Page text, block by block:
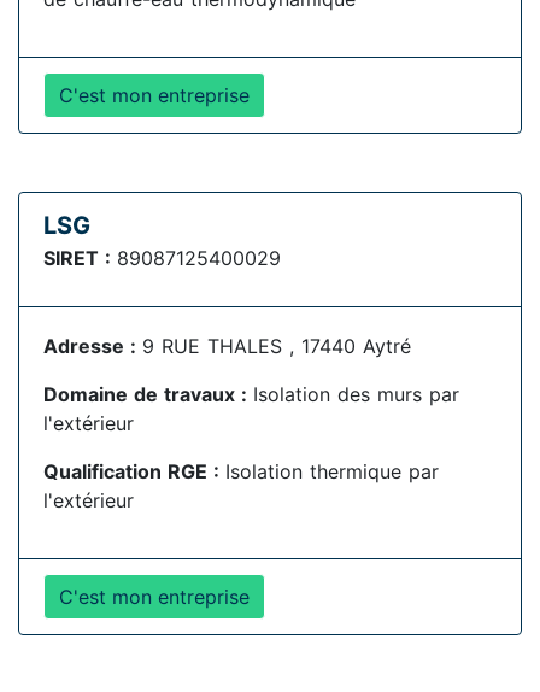
C'est mon entreprise
LSG
SIRET : 89087125400029
Adresse : 9 RUE THALES , 17440 Aytré
Domaine de travaux : Isolation des murs par
l'extérieur
Qualification RGE : Isolation thermique par
l'extérieur
C'est mon entreprise